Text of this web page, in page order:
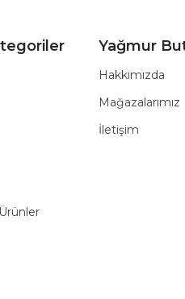
Yağmur
Hakkımızda
Mağazalarımız
İletişim